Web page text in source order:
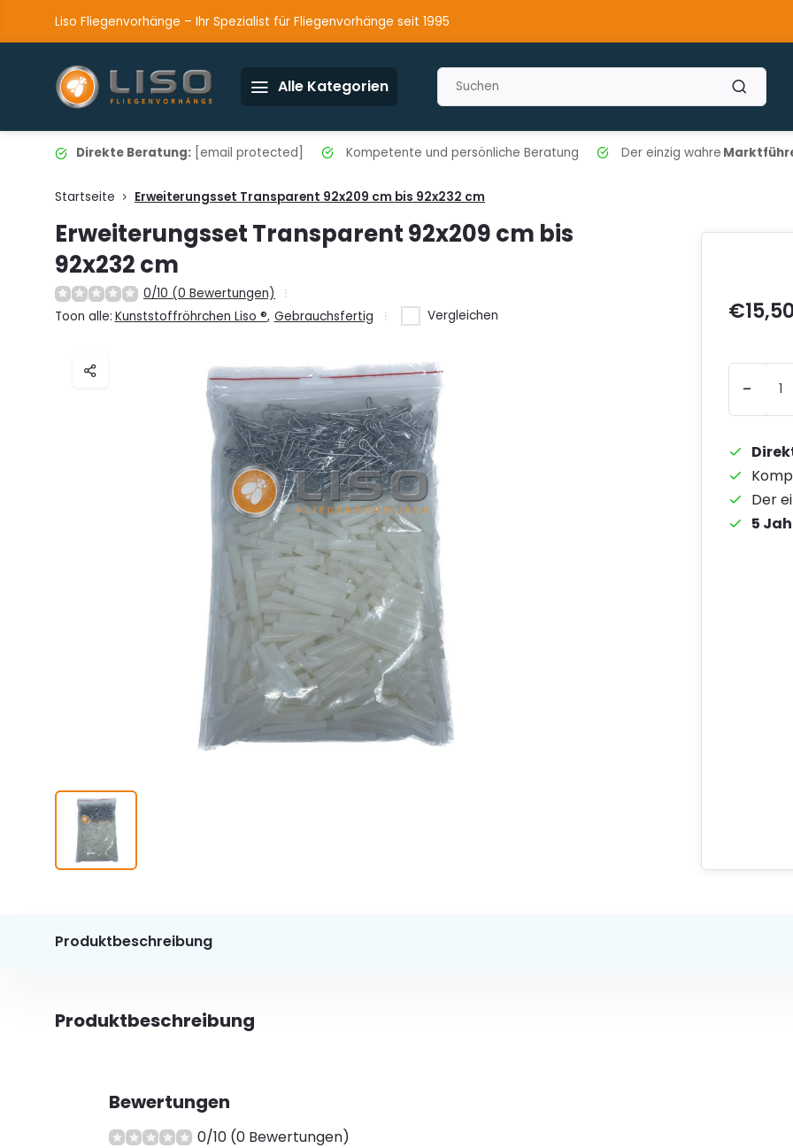
Liso Fliegenvorhänge – Ihr Spezialist für Fliegenvorhänge seit 1995
Alle Kategorien
Direkte Beratung: [email protected] Kompetente und persönliche Beratung Der einzig wahre
Startseite Erweiterungsset Transparent 92x209 cm bis 92x232 cm
Erweiterungsset Transparent 92x209 cm bis
92x232 cm
0/10 (0 Bewertungen)
Toon alle: Kunststoffröhrchen Liso ®, Gebrauchsfertig Vergleichen
-
Der
5
Produktbeschreibung
Produktbeschreibung
Bewertungen
0/10 (0 Bewertungen)